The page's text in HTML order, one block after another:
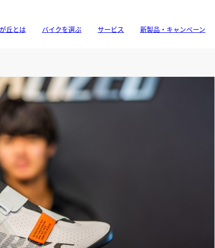
丘とは バイクを選ぶ サービス 新製品・キャンペーン